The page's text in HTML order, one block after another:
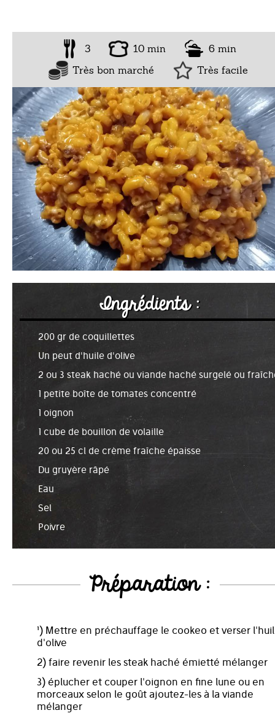
3 10 min
6 min
Très bon marché
Très facile
Ingrédients :
200 gr de coquillettes
Un peut d'huile d'olive
2 ou 3 steak haché ou viande haché surgelé ou
1 petite boîte de tomates concentré
1 oignon
1 cube de bouillon de volaille
20 ou 25 cl de crème fraîche épaisse
Du gruyère râpé
Eau
Sel
Poivre
Préparation :
¹) Mettre en préchauffage le cookeo et verser
d'olive
2) faire revenir les steak haché émietté mélanger
3) éplucher et couper l'oignon en fine lune ou en
morceaux selon le goût ajoutez-les à la viande
mélanger